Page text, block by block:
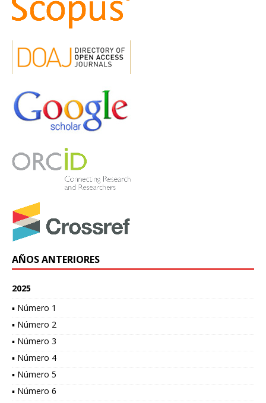
AÑOS ANTERIORES
2025
▪ Número 1
▪ Número 2
▪ Número 3
▪ Número 4
▪ Número 5
▪ Número 6